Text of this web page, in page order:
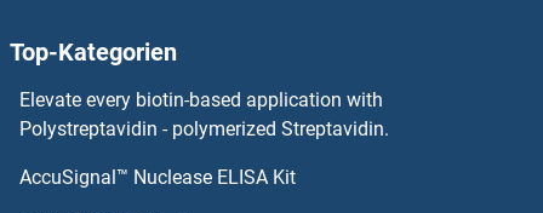
Top-Kategorien
Elevate every biotin-based application with
Polystreptavidin - polymerized Streptavidin.
AccuSignal™ Nuclease ELISA Kit